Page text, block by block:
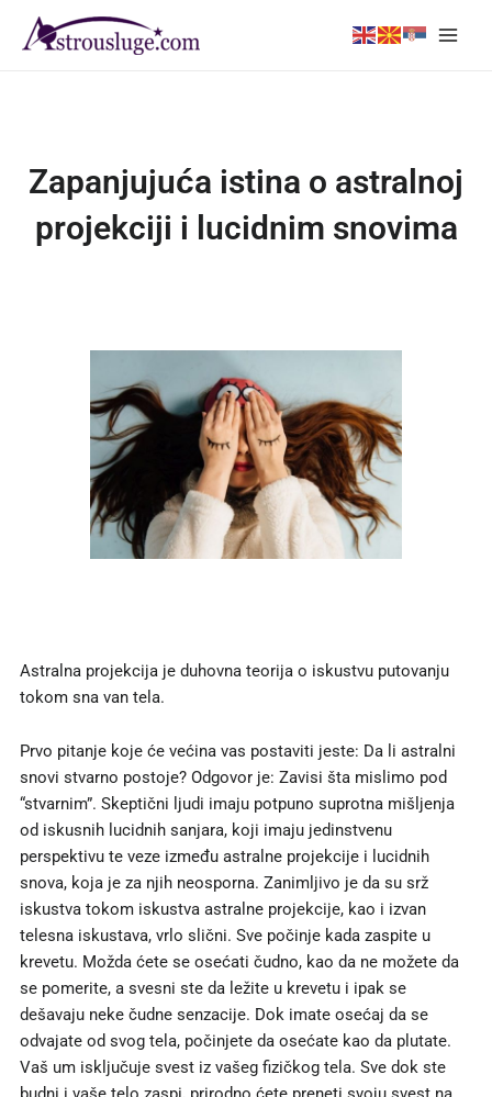
Zapanjujuća istina o astralnoj
projekciji i lucidnim snovima
Astralna projekcija je duhovna teorija o iskustvu putovanju
tokom sna van tela.
Prvo pitanje koje će većina vas postaviti jeste: Da li astralni
snovi stvarno postoje? Odgovor je: Zavisi šta mislimo pod
“stvarnim”. Skeptični ljudi imaju potpuno suprotna mišljenja
od iskusnih lucidnih sanjara, koji imaju jedinstvenu
perspektivu te veze između astralne projekcije i lucidnih
snova, koja je za njih neosporna. Zanimljivo je da su srž
iskustva tokom iskustva astralne projekcije, kao i izvan
telesna iskustava, vrlo slični. Sve počinje kada zaspite u
krevetu. Možda ćete se osećati čudno, kao da ne možete da
se pomerite, a svesni ste da ležite u krevetu i ipak se
dešavaju neke čudne senzacije. Dok imate osećaj da se
odvajate od svog tela, počinjete da osećate kao da plutate.
Vaš um isključuje svest iz vašeg fizičkog tela. Sve dok ste